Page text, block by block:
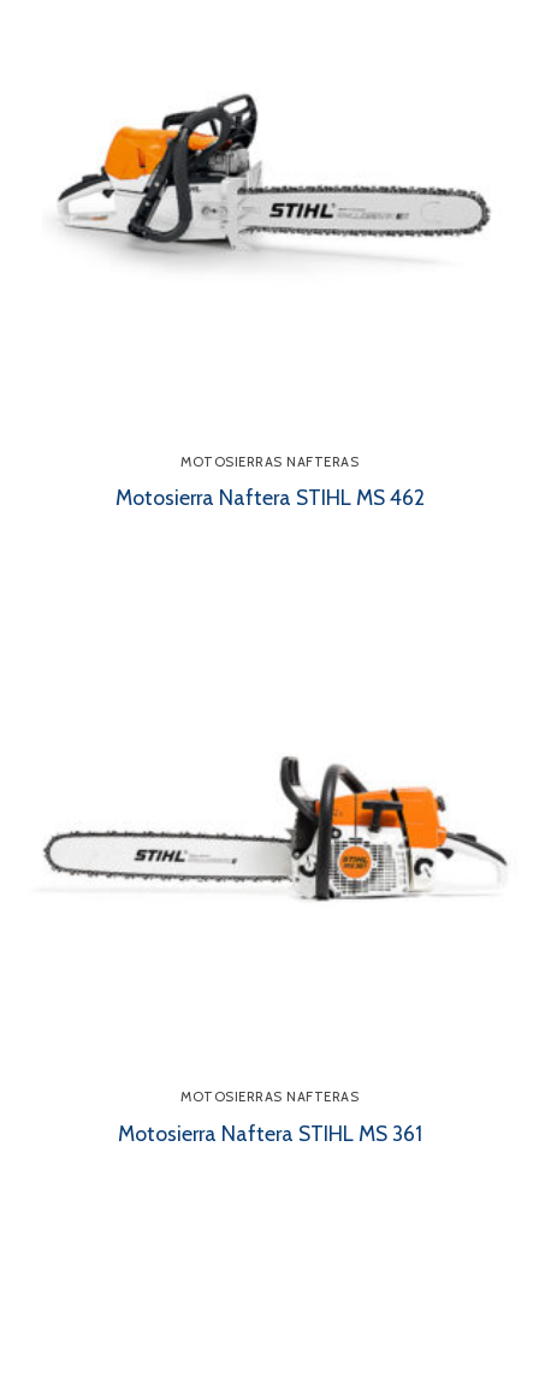
MOTOSIERRAS NAFTERAS
Motosierra Naftera STIHL MS 462
MOTOSIERRAS NAFTERAS
Motosierra Naftera STIHL MS 361